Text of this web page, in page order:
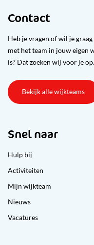
Contact
Heb je vragen of wil je
met het team in jouw eigen
is? Dat zoeken wij voor je op.
Bekijk alle wijkteams
Snel naar
Hulp bij
Activiteiten
Mijn wijkteam
Nieuws
Vacatures